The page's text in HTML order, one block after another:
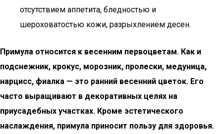
отсутствием аппетита, бледностью и
шероховатостью кожи, разрыхлением десен.
Примула относится к весенним первоцветам. Как и
подснежник, крокус, морозник, пролески, медуница,
нарцисс, фиалка — это ранний весенний цветок. Его
часто выращивают в декоративных целях на
приусадебных участках. Кроме эстетического
наслаждения, примула приносит пользу для здоровья.